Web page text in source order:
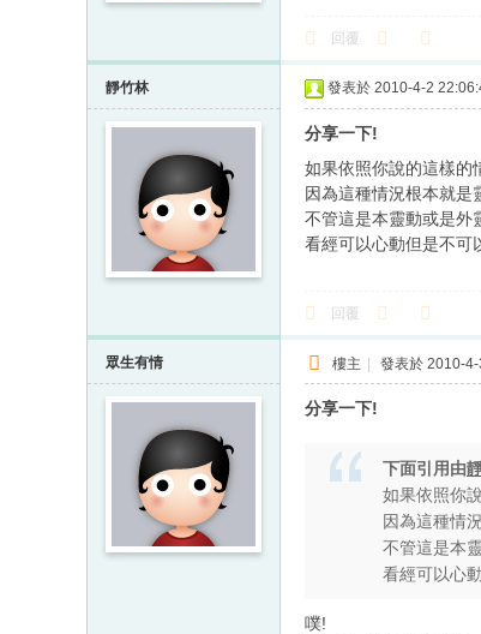
回覆
靜竹林 發表於 2010-4-2
分享一下!
如果依照你說的這樣的
因為這種情況根本就是
不管這是本靈動或是外
看經可以心動但是不可
回覆
眾生有情 樓主 | 發表於 2010-
分享一下!
下面引用由
如果依照你
因為這種情
不管這是本
看經可以心
噗!